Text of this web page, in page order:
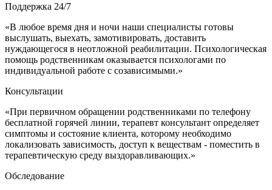
Поддержка 24/7
«В любое время дня и ночи наши специалисты готовы
выслушать, выехать, замотивировать, доставить
нуждающегося в неотложной реабилитации. Психологическая
помощь родственникам оказывается психологами по
индивидуальной работе с созависимыми.»
Консультации
«При первичном обращении родственниками по телефону
бесплатной горячей линии, терапевт консультант определяет
симптомы и состояние клиента, которому необходимо
локализовать зависимость, доступ к веществам - поместить в
терапевтическую среду выздоравливающих.»
Обследование